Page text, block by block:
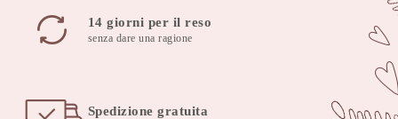
14 giorni per il reso
senza dare una ragione
Spedizione gratuita